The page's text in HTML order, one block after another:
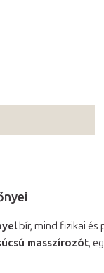
bír, mind fizikai
masszírozót,